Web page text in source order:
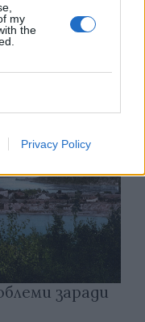
my
the
Privacy Policy
заради